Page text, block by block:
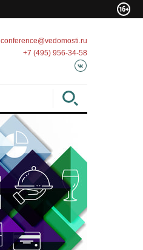
conference@vedomosti.ru
+7 (495) 956-34-58